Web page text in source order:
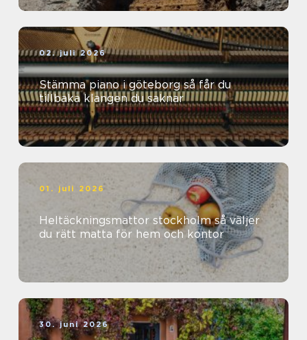
02. juli 2026
Stämma piano i göteborg så får du
tillbaka klangen du saknar
01. juli 2026
Heltäckningsmattor stockholm så väljer
du rätt matta för hem och kontor
30. juni 2026